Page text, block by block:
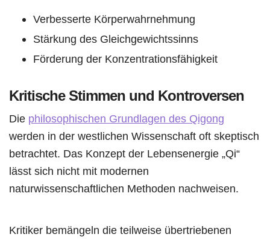
Verbesserte Körperwahrnehmung
Stärkung des Gleichgewichtssinns
Förderung der Konzentrationsfähigkeit
Kritische Stimmen und Kontroversen
Die philosophischen Grundlagen des Qigong
werden in der westlichen Wissenschaft oft skeptisch
betrachtet. Das Konzept der Lebensenergie „Qi“
lässt sich nicht mit modernen
naturwissenschaftlichen Methoden nachweisen.
Kritiker bemängeln die teilweise übertriebenen